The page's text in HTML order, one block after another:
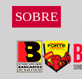
SOBRE